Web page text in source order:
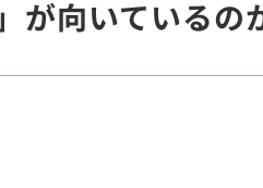
が向いているの